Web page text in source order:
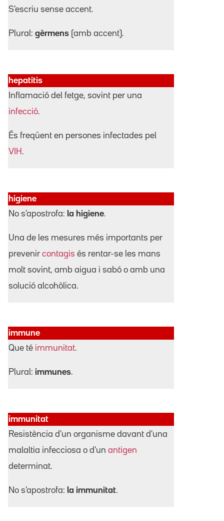
S'escriu sense accent.
Plural: gèrmens (amb accent).
hepatitis
Inflamació del fetge, sovint per una
infecció.
És freqüent en persones infectades pel
VIH .
higiene
No s'apostrofa: la higiene.
Una de les mesures més importants per
prevenir contagis és rentar-se les mans
molt sovint, amb aigua i sabó o amb una
solució alcohòlica.
immune
Que té immunitat.
Plural: immunes.
immunitat
Resistència d'un organisme davant d'una
malaltia infecciosa o d'un antigen
determinat.
No s'apostrofa: la immunitat.